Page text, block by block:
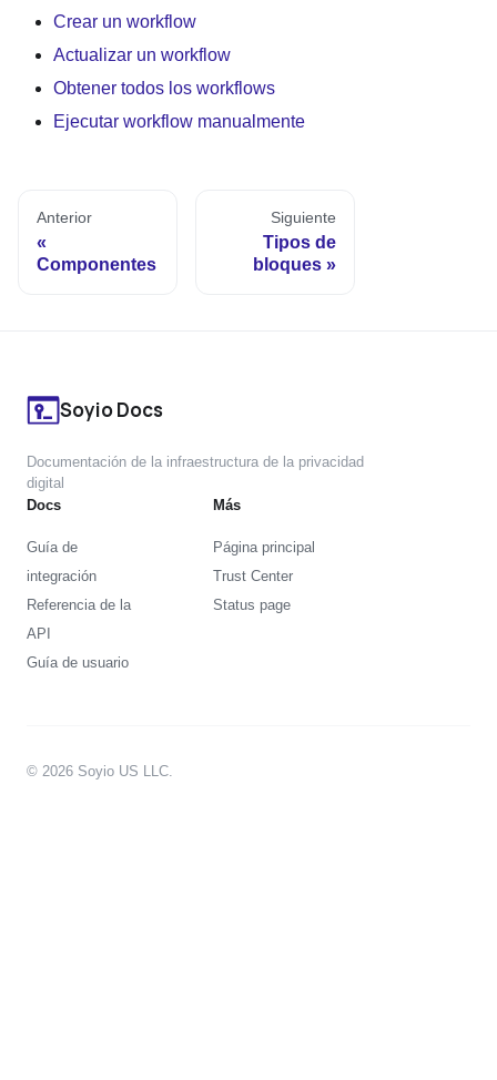
Crear un workflow
Actualizar un workflow
Obtener todos los workflows
Ejecutar workflow manualmente
Anterior
Componentes
Siguiente
Tipos de
bloques
Soyio Docs
Documentación de la infraestructura de la privacidad
digital
Docs
Guía de
integración
Referencia de la
API
Guía de usuario
Más
Página principal
Trust Center
Status page
© 2026 Soyio US LLC.